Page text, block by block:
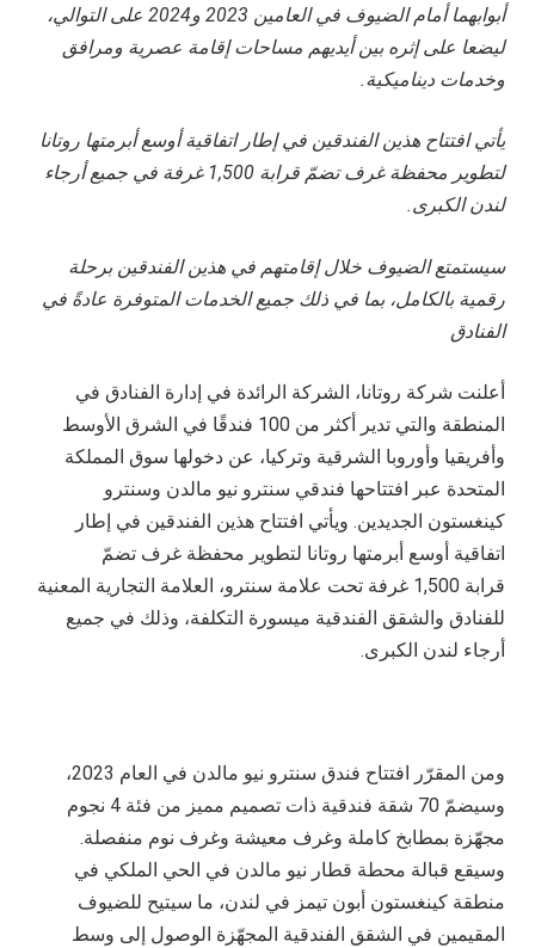
أبوابهما أمام الضيوف في العامين 2023 و2024 على التوالي،
ليضعا على إثره بين أيديهم مساحات إقامة عصرية ومرافق
وخدمات ديناميكية.
يأتي افتتاح هذين الفندقين في إطار اتفاقية أوسع أبرمتها روتانا
لتطوير محفظة غرف تضمّ قرابة 1,500 غرفة في جميع أرجاء
لندن الكبرى.
سيستمتع الضيوف خلال إقامتهم في هذين الفندقين برحلة
رقمية بالكامل، بما في ذلك جميع الخدمات المتوفرة عادةً في
الفنادق
أعلنت شركة روتانا، الشركة الرائدة في إدارة الفنادق في
المنطقة والتي تدير أكثر من 100 فندقًا في الشرق الأوسط
وأفريقيا وأوروبا الشرقية وتركيا، عن دخولها سوق المملكة
المتحدة عبر افتتاحها فندقي سنترو نيو مالدن وسنترو
كينغستون الجديدين. ويأتي افتتاح هذين الفندقين في إطار
اتفاقية أوسع أبرمتها روتانا لتطوير محفظة غرف تضمّ
قرابة 1,500 غرفة تحت علامة سنترو، العلامة التجارية المعنية
للفنادق والشقق الفندقية ميسورة التكلفة، وذلك في جميع
أرجاء لندن الكبرى.
ومن المقرّر افتتاح فندق سنترو نيو مالدن في العام 2023،
وسيضمّ 70 شقة فندقية ذات تصميم مميز من فئة 4 نجوم
مجهّزة بمطابخ كاملة وغرف معيشة وغرف نوم منفصلة.
وسيقع قبالة محطة قطار نيو مالدن في الحي الملكي في
منطقة كينغستون أبون تيمز في لندن، ما سيتيح للضيوف
المقيمين في الشقق الفندقية المجهّزة الوصول إلى وسط